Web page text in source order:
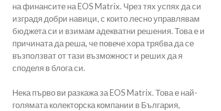
на финансите на EOS Matrix. Чрез тях успях да си
изградя добри навици, с които лесно управлявам
бюджета си и взимам адекватни решения. Това е и
причината да реша, че повече хора трябва да се
възползват от тази възможност и реших да я
споделя в блога си.
Нека първо ви разкажа за EOS Matrix. Това е най-
голямата колекторска компании в България,